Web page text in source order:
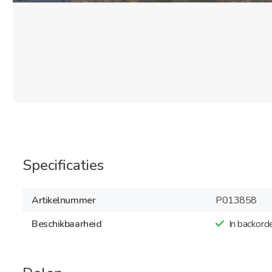
Specificaties
Artikelnummer
P013858
Beschikbaarheid
In